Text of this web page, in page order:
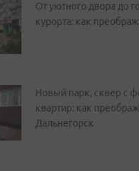
От уютного двора до
курорта: как
Новый парк, сквер с
квартир: как
Дальнегорск